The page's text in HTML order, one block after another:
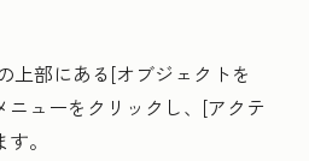
上部にある[オブジェクトを
ニューをクリックし、[アクテ
す。